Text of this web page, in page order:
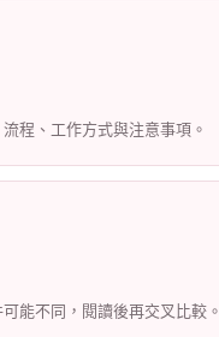
程、工作方式與注意事項。
能不同，閱讀後再交叉比較。